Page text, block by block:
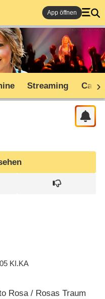
App öffnen
Streaming Cast
KI.KA
Rosa / Rosas Traum